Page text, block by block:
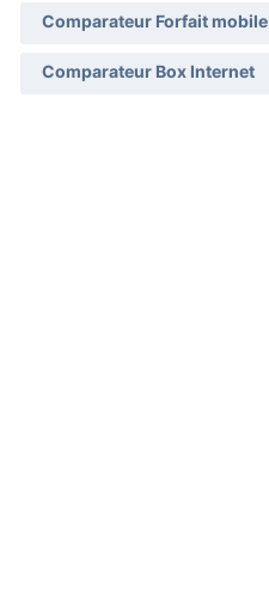
Comparateur Forfait mobile
Comparateur Box Internet